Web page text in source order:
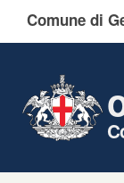
Comune di